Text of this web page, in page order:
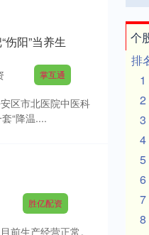
伤阳”当养生
掌互通
区市北医院中医科
“降温....
胜亿配资
前生产经营正常。
个
排
1
2
3
4
5
6
7
8